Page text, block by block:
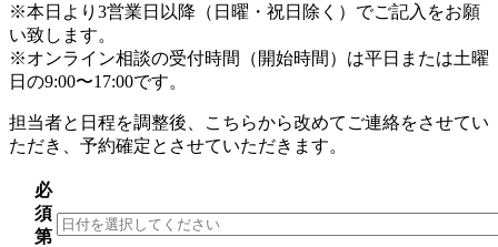
※本日より3営業日以降（日曜・祝日除く）でご記入をお願
い致します。
※オンライン相談の受付時間（開始時間）は平日または土曜
日の9:00〜17:00です。
担当者と日程を調整後、こちらから改めてご連絡をさせてい
ただき、予約確定とさせていただきます。
必
須
第